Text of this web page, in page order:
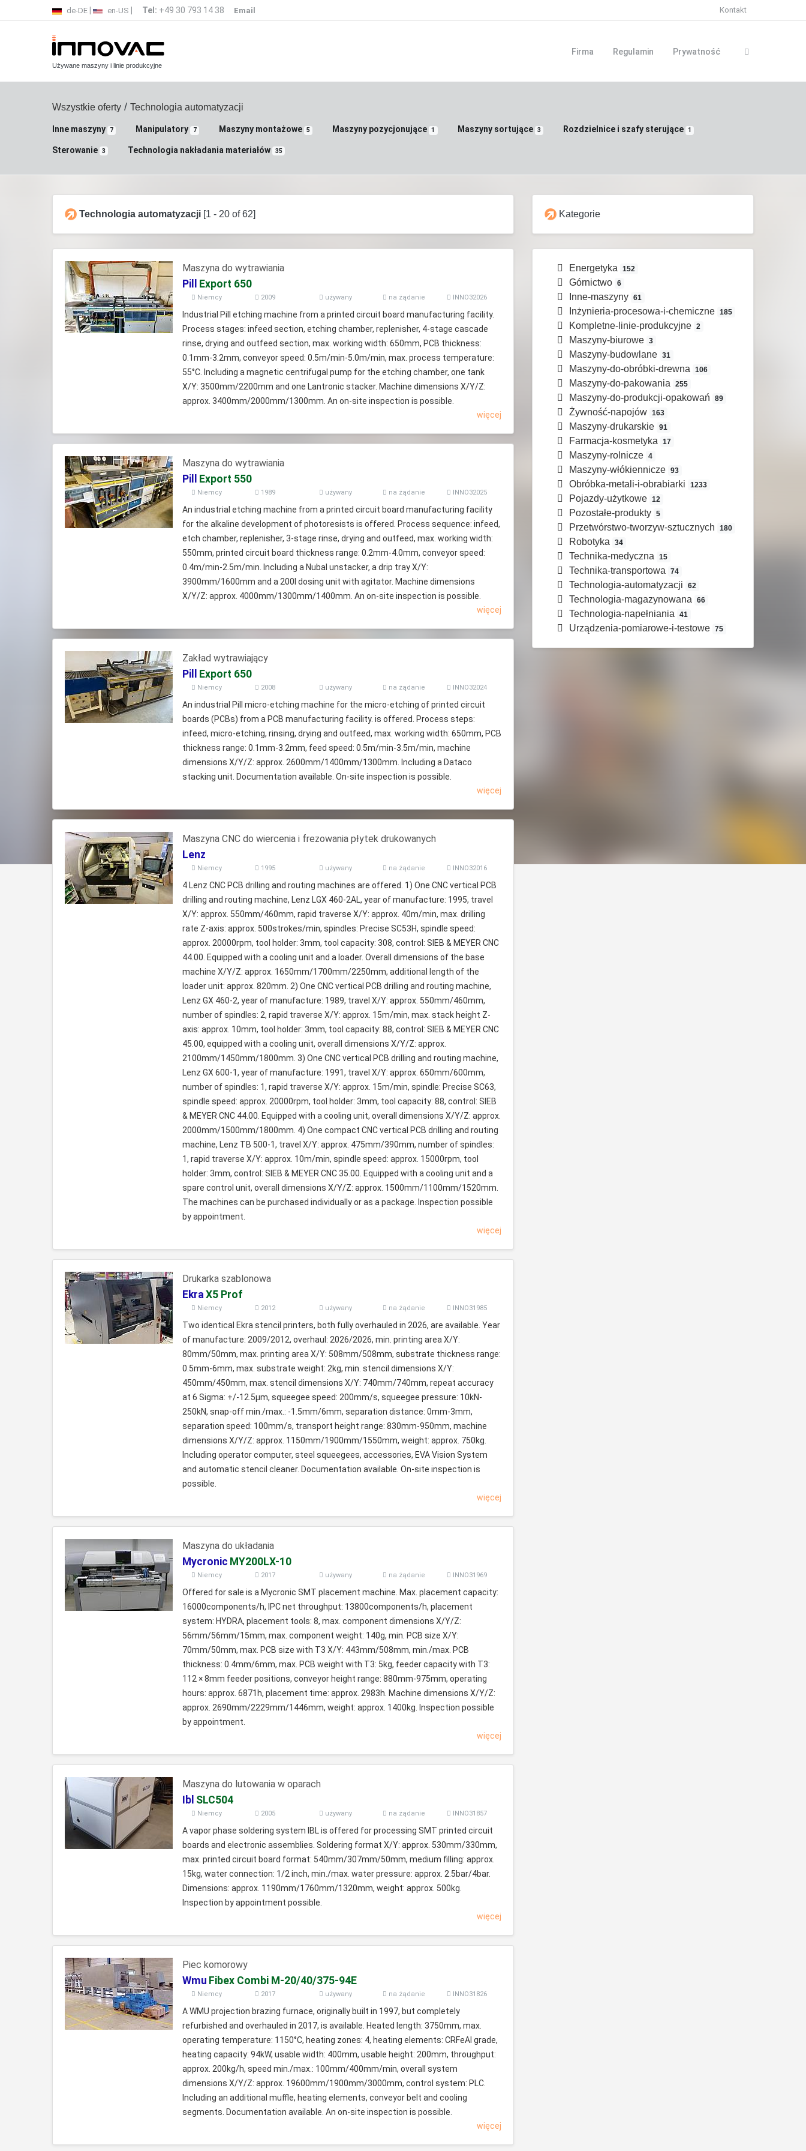
de-DE en-US Tel: +49 30 793 14 38 Email Kontakt
Używane maszyny i linie produkcyjne
Firma Regulamin Prywatność
Wszystkie oferty / Technologia automatyzacji
Inne maszyny 7 Manipulatory 7 Maszyny montażowe 5 Maszyny pozycjonujące 1 Maszyny sortujące 3 Rozdzielnice i szafy sterujące 1
Sterowanie 3 Technologia nakładania materiałów 35
Technologia automatyzacji [1 - 20 of 62]
Maszyna do wytrawiania
Pill Export 650
Niemcy 2009 używany na żądanie INNO32026
Industrial Pill etching machine from a printed circuit board manufacturing facility.
Process stages: infeed section, etching chamber, replenisher, 4-stage cascade
rinse, drying and outfeed section, max. working width: 650mm, PCB thickness:
0.1mm-3.2mm, conveyor speed: 0.5m/min-5.0m/min, max. process temperature:
55°C. Including a magnetic centrifugal pump for the etching chamber, one tank
X/Y: 3500mm/2200mm and one Lantronic stacker. Machine dimensions X/Y/Z:
approx. 3400mm/2000mm/1300mm. An on-site inspection is possible.
więcej
Maszyna do wytrawiania
Pill Export 550
Niemcy 1989 używany na żądanie INNO32025
An industrial etching machine from a printed circuit board manufacturing facility
for the alkaline development of photoresists is offered. Process sequence: infeed,
etch chamber, replenisher, 3-stage rinse, drying and outfeed, max. working width:
550mm, printed circuit board thickness range: 0.2mm-4.0mm, conveyor speed:
0.4m/min-2.5m/min. Including a Nubal unstacker, a drip tray X/Y:
3900mm/1600mm and a 200l dosing unit with agitator. Machine dimensions
X/Y/Z: approx. 4000mm/1300mm/1400mm. An on-site inspection is possible.
więcej
Zakład wytrawiający
Pill Export 650
Niemcy 2008 używany na żądanie INNO32024
An industrial Pill micro-etching machine for the micro-etching of printed circuit
boards (PCBs) from a PCB manufacturing facility. is offered. Process steps:
infeed, micro-etching, rinsing, drying and outfeed, max. working width: 650mm, PCB
thickness range: 0.1mm-3.2mm, feed speed: 0.5m/min-3.5m/min, machine
dimensions X/Y/Z: approx. 2600mm/1400mm/1300mm. Including a Dataco
stacking unit. Documentation available. On-site inspection is possible.
więcej
Maszyna CNC do wiercenia i frezowania płytek drukowanych
Lenz
Niemcy 1995 używany na żądanie INNO32016
4 Lenz CNC PCB drilling and routing machines are offered. 1) One CNC vertical PCB
drilling and routing machine, Lenz LGX 460-2AL, year of manufacture: 1995, travel
X/Y: approx. 550mm/460mm, rapid traverse X/Y: approx. 40m/min, max. drilling
rate Z-axis: approx. 500strokes/min, spindles: Precise SC53H, spindle speed:
approx. 20000rpm, tool holder: 3mm, tool capacity: 308, control: SIEB & MEYER CNC
44.00. Equipped with a cooling unit and a loader. Overall dimensions of the base
machine X/Y/Z: approx. 1650mm/1700mm/2250mm, additional length of the
loader unit: approx. 820mm. 2) One CNC vertical PCB drilling and routing machine,
Lenz GX 460-2, year of manufacture: 1989, travel X/Y: approx. 550mm/460mm,
number of spindles: 2, rapid traverse X/Y: approx. 15m/min, max. stack height Z-
axis: approx. 10mm, tool holder: 3mm, tool capacity: 88, control: SIEB & MEYER CNC
45.00, equipped with a cooling unit, overall dimensions X/Y/Z: approx.
2100mm/1450mm/1800mm. 3) One CNC vertical PCB drilling and routing machine,
Lenz GX 600-1, year of manufacture: 1991, travel X/Y: approx. 650mm/600mm,
number of spindles: 1, rapid traverse X/Y: approx. 15m/min, spindle: Precise SC63,
spindle speed: approx. 20000rpm, tool holder: 3mm, tool capacity: 88, control: SIEB
& MEYER CNC 44.00. Equipped with a cooling unit, overall dimensions X/Y/Z: approx.
2000mm/1500mm/1800mm. 4) One compact CNC vertical PCB drilling and routing
machine, Lenz TB 500-1, travel X/Y: approx. 475mm/390mm, number of spindles:
1, rapid traverse X/Y: approx. 10m/min, spindle speed: approx. 15000rpm, tool
holder: 3mm, control: SIEB & MEYER CNC 35.00. Equipped with a cooling unit and a
spare control unit, overall dimensions X/Y/Z: approx. 1500mm/1100mm/1520mm.
The machines can be purchased individually or as a package. Inspection possible
by appointment.
więcej
Drukarka szablonowa
Ekra X5 Prof
Niemcy 2012 używany na żądanie INNO31985
Two identical Ekra stencil printers, both fully overhauled in 2026, are available. Year
of manufacture: 2009/2012, overhaul: 2026/2026, min. printing area X/Y:
80mm/50mm, max. printing area X/Y: 508mm/508mm, substrate thickness range:
0.5mm-6mm, max. substrate weight: 2kg, min. stencil dimensions X/Y:
450mm/450mm, max. stencil dimensions X/Y: 740mm/740mm, repeat accuracy
at 6 Sigma: +/-12.5µm, squeegee speed: 200mm/s, squeegee pressure: 10kN-
250kN, snap-off min./max.: -1.5mm/6mm, separation distance: 0mm-3mm,
separation speed: 100mm/s, transport height range: 830mm-950mm, machine
dimensions X/Y/Z: approx. 1150mm/1900mm/1550mm, weight: approx. 750kg.
Including operator computer, steel squeegees, accessories, EVA Vision System
and automatic stencil cleaner. Documentation available. On-site inspection is
possible.
więcej
Maszyna do układania
Mycronic MY200LX-10
Niemcy 2017 używany na żądanie INNO31969
Offered for sale is a Mycronic SMT placement machine. Max. placement capacity:
16000components/h, IPC net throughput: 13800components/h, placement
system: HYDRA, placement tools: 8, max. component dimensions X/Y/Z:
56mm/56mm/15mm, max. component weight: 140g, min. PCB size X/Y:
70mm/50mm, max. PCB size with T3 X/Y: 443mm/508mm, min./max. PCB
thickness: 0.4mm/6mm, max. PCB weight with T3: 5kg, feeder capacity with T3:
112 × 8mm feeder positions, conveyor height range: 880mm-975mm, operating
hours: approx. 6871h, placement time: approx. 2983h. Machine dimensions X/Y/Z:
approx. 2690mm/2229mm/1446mm, weight: approx. 1400kg. Inspection possible
by appointment.
więcej
Maszyna do lutowania w oparach
Ibl SLC504
Niemcy 2005 używany na żądanie INNO31857
A vapor phase soldering system IBL is offered for processing SMT printed circuit
boards and electronic assemblies. Soldering format X/Y: approx. 530mm/330mm,
max. printed circuit board format: 540mm/307mm/50mm, medium filling: approx.
15kg, water connection: 1/2 inch, min./max. water pressure: approx. 2.5bar/4bar.
Dimensions: approx. 1190mm/1760mm/1320mm, weight: approx. 500kg.
Inspection by appointment possible.
więcej
Piec komorowy
Wmu Fibex Combi M-20/40/375-94E
Niemcy 2017 używany na żądanie INNO31826
A WMU projection brazing furnace, originally built in 1997, but completely
refurbished and overhauled in 2017, is available. Heated length: 3750mm, max.
operating temperature: 1150°C, heating zones: 4, heating elements: CRFeAl grade,
heating capacity: 94kW, usable width: 400mm, usable height: 200mm, throughput:
approx. 200kg/h, speed min./max.: 100mm/400mm/min, overall system
dimensions X/Y/Z: approx. 19600mm/1900mm/3000mm, control system: PLC.
Including an additional muffle, heating elements, conveyor belt and cooling
segments. Documentation available. An on-site inspection is possible.
więcej
Kategorie
Energetyka 152
Górnictwo 6
Inne-maszyny 61
Inżynieria-procesowa-i-chemiczne 185
Kompletne-linie-produkcyjne 2
Maszyny-biurowe 3
Maszyny-budowlane 31
Maszyny-do-obróbki-drewna 106
Maszyny-do-pakowania 255
Maszyny-do-produkcji-opakowań 89
Żywność-napojów 163
Maszyny-drukarskie 91
Farmacja-kosmetyka 17
Maszyny-rolnicze 4
Maszyny-włókiennicze 93
Obróbka-metali-i-obrabiarki 1233
Pojazdy-użytkowe 12
Pozostałe-produkty 5
Przetwórstwo-tworzyw-sztucznych 180
Robotyka 34
Technika-medyczna 15
Technika-transportowa 74
Technologia-automatyzacji 62
Technologia-magazynowana 66
Technologia-napełniania 41
Urządzenia-pomiarowe-i-testowe 75